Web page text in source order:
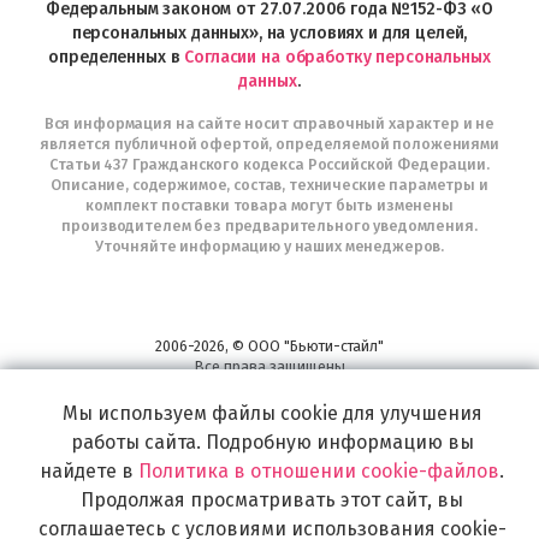
Федеральным законом от 27.07.2006 года №152-ФЗ «О
персональных данных», на условиях и для целей,
определенных в Согласии на обработку персональных
данных.
Вся информация на сайте носит справочный характер и не
является публичной офертой, определяемой положениями
Статьи 437 Гражданского кодекса Российской Федерации.
Описание, содержимое, состав, технические параметры и
комплект поставки товара могут быть изменены
производителем без предварительного уведомления.
Уточняйте информацию у наших менеджеров.
2006-2026, © ООО "Бьюти-стайл"
Все права защищены
Широкий выбор инструментов, аксессуаров и принадлежностей для
воплощения
самых изысканных и необычных идей по созданию Вашего образа и стиля.
Мы используем файлы cookie для улучшения
работы сайта. Подробную информацию вы
найдете в Политика в отношении cookie-файлов.
Продолжая просматривать этот сайт, вы
соглашаетесь с условиями использования cookie-